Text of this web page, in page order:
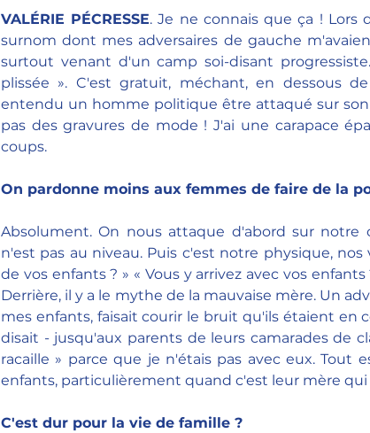
VALÉRIE PÉCRESSE. Je ne connais que ça ! Lors
surnom dont mes adversaires de gauche
surtout venant d'un camp soi-disant
plissée ». C'est gratuit, méchant, en dessous
entendu un homme politique être attaqué sur
pas des gravures de mode ! J'ai une carapace
coups.
On pardonne moins aux femmes de faire de la
Absolument. On nous attaque d'abord sur notre
n'est pas au niveau. Puis c'est notre physique,
de vos enfants ? » « Vous y arrivez avec vos
Derrière, il y a le mythe de la mauvaise mère. Un
mes enfants, faisait courir le bruit qu'ils étaient en
disait - jusqu'aux parents de leurs camarades de
racaille » parce que je n'étais pas avec eux. Tout
enfants, particulièrement quand c'est leur mère
C'est dur pour la vie de famille ?